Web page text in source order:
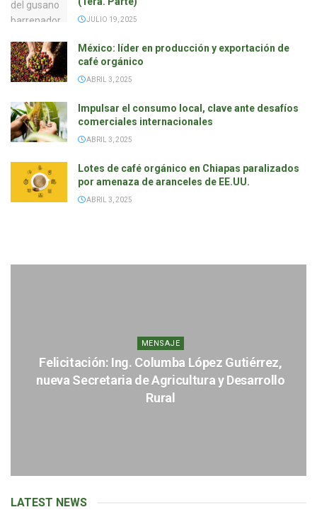
JULIO 19, 2025
México: líder en producción y exportación de
café orgánico
ABRIL 3, 2025
Impulsar el consumo local, clave ante desafíos
comerciales internacionales
ABRIL 3, 2025
Lotes de café orgánico en Chiapas paralizados
por amenaza de aranceles de EE.UU.
ABRIL 3, 2025
MENSAJE
Felicitación: Ing. Columba López Gutiérrez,
nueva Secretaria de Agricultura y Desarrollo
Rural
LATEST NEWS